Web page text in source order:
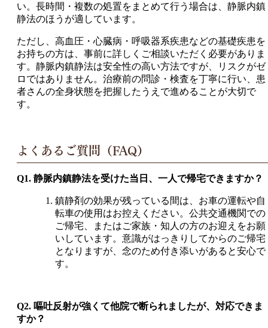
い。長時間・複数の処置をまとめて行う場合は、静脈内鎮
静法のほうが適しています。
ただし、高血圧・心臓病・呼吸器系疾患などの基礎疾患を
お持ちの方は、事前に詳しくご相談いただく必要がありま
す。静脈内鎮静法は安全性の高い方法ですが、リスクがゼ
ロではありません。治療前の問診・検査を丁寧に行い、患
者さんの全身状態を把握したうえで進めることが大切で
す。
よくあるご質問（FAQ）
Q1. 静脈内鎮静法を受けた当日、一人で帰宅できますか？
鎮静剤の効果が残っている間は、お車の運転や自
転車の使用はお控えください。公共交通機関での
ご帰宅、またはご家族・知人の方のお迎えをお願
いしています。意識がはっきりしてからのご帰宅
となりますが、念のため付き添いがあると安心で
す。
Q2. 嘔吐反射が強くて他院で断られましたが、対応できま
すか？